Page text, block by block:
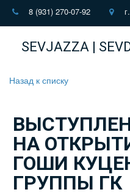
8 (931) 270-07-92
SEVJAZZA |
Назад к списку
НА
ГОШИ
ГРУППЫ ГК